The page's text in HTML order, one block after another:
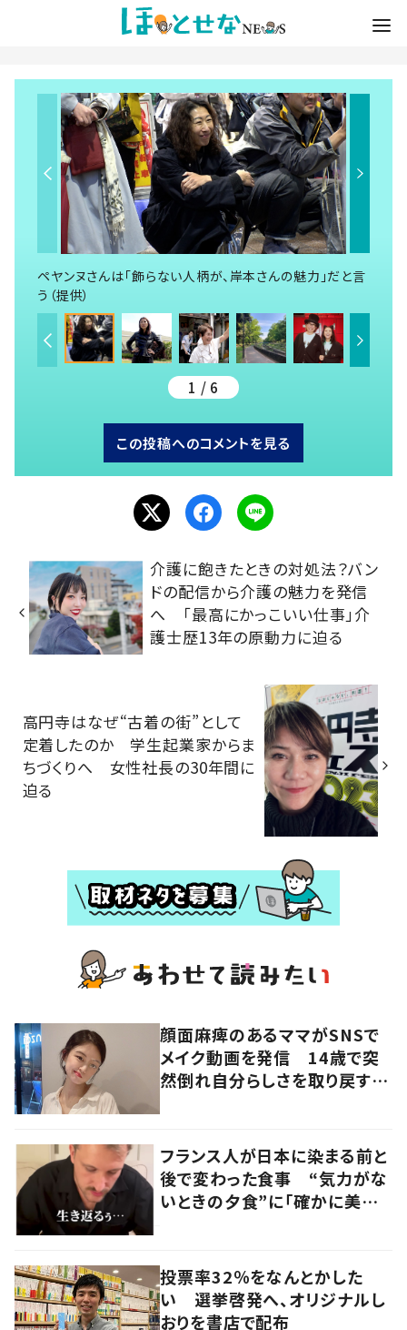
ペヤンヌさんは「飾らない人柄が、岸本さんの魅力」だと言
う（提供）
1 / 6
この投稿へのコメントを見る
介護に飽きたときの対処法？バン
ドの配信から介護の魅力を発信
へ 「最高にかっこいい仕事」介
護士歴13年の原動力に迫る
高円寺はなぜ“古着の街”として
定着したのか 学生起業家からま
ちづくりへ 女性社長の30年間に
迫る
顔面麻痺のあるママがSNSで
メイク動画を発信 14歳で突
然倒れ自分らしさを取り戻すま
フランス人が日本に染まる前と
後で変わった食事 “気力がな
いときの夕食”に「確かに美味
投票率32％をなんとかした
い 選挙啓発へ、オリジナルし
おりを書店で配布